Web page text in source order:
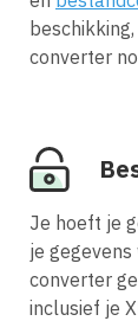
converter
Je hoeft je
je
converter
inclusief je